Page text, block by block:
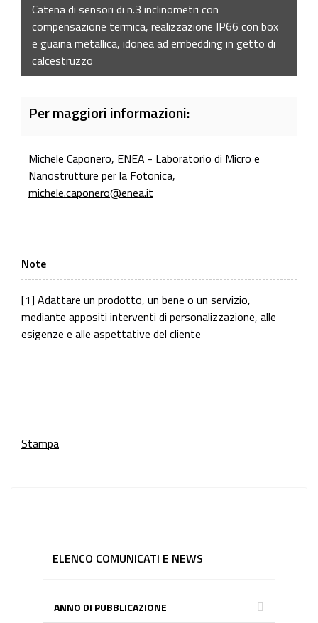
Catena di sensori di n.3 inclinometri con
compensazione termica, realizzazione IP66 con box
e guaina metallica, idonea ad embedding in getto di
calcestruzzo
Per maggiori informazioni:
Michele Caponero, ENEA - Laboratorio di Micro e
Nanostrutture per la Fotonica,
michele.caponero@enea.it
Note
[1] Adattare un prodotto, un bene o un servizio,
mediante appositi interventi di personalizzazione, alle
esigenze e alle aspettative del cliente
Stampa
ELENCO COMUNICATI E NEWS
ANNO DI PUBBLICAZIONE